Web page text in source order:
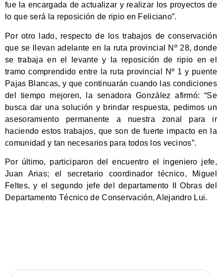
fue la encargada de actualizar y realizar los proyectos de
lo que será la reposición de ripio en Feliciano”.
Por otro lado, respecto de los trabajos de conservación
que se llevan adelante en la ruta provincial Nº 28, donde
se trabaja en el levante y la reposición de ripio en el
tramo comprendido entre la ruta provincial Nº 1 y puente
Pajas Blancas, y que continuarán cuando las condiciones
del tiempo mejoren, la senadora González afirmó: “Se
busca dar una solución y brindar respuesta, pedimos un
asesoramiento permanente a nuestra zonal para ir
haciendo estos trabajos, que son de fuerte impacto en la
comunidad y tan necesarios para todos los vecinos”.
Por último, participaron del encuentro el ingeniero jefe,
Juan Arias; el secretario coordinador técnico, Miguel
Feltes, y el segundo jefe del departamento II Obras del
Departamento Técnico de Conservación, Alejandro Lui.